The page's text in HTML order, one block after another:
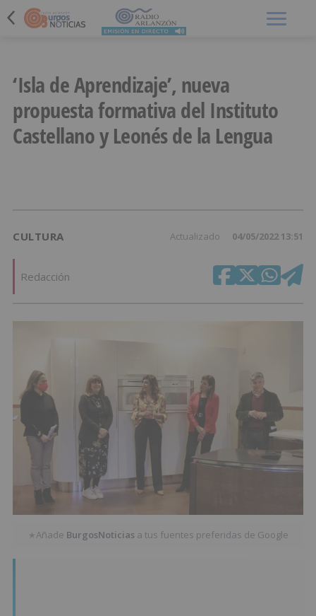
‘Isla de Aprendizaje’, nueva
propuesta formativa del Instituto
Castellano y Leonés de la Lengua
CULTURA Actualizado 04/05/2022 13:51
Redacción
★Añade BurgosNoticias a tus fuentes preferidas de Google